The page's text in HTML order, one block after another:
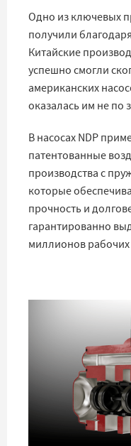
Одно из ключевых
получили
Китайские
успешно смогли
американских
оказалась им не по
В насосах NDP
патентованные
производства с
которые
прочность и
гарантированно
миллионов